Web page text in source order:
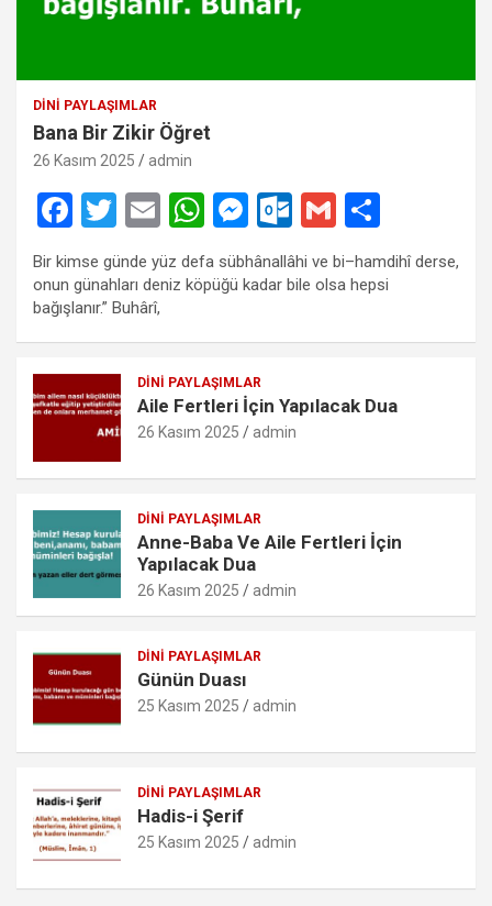
DINI PAYLAŞIMLAR
Bana Bir Zikir Öğret
26 Kasım 2025 admin
F
ce
b
o
o
k
T
wi
tt
er
E
m
ail
W
h
at
A
p
p
M
es
se
g
er
O
ut
lo
k.
o
G
m
ail
h
ar
Bir kimse günde yüz defa sübhânallâhi ve bi–hamdihî derse,
onun günahları deniz köpüğü kadar bile olsa hepsi
bağışlanır.” Buhârî,
DINI PAYLAŞIMLAR
Aile Fertleri İçin Yapılacak Dua
26 Kasım 2025 admin
DINI PAYLAŞIMLAR
Anne-Baba Ve Aile Fertleri İçin
Yapılacak Dua
26 Kasım 2025 admin
DINI PAYLAŞIMLAR
Günün Duası
25 Kasım 2025 admin
DINI PAYLAŞIMLAR
Hadis-i Şerif
25 Kasım 2025 admin